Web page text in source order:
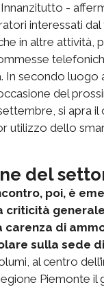
-
interessati
in altre attività,
In secondo luogo
del
si apra
utilizzo dello
del
poi, è
criticità
carenza di
sulla sede
al centro
Piemonte il